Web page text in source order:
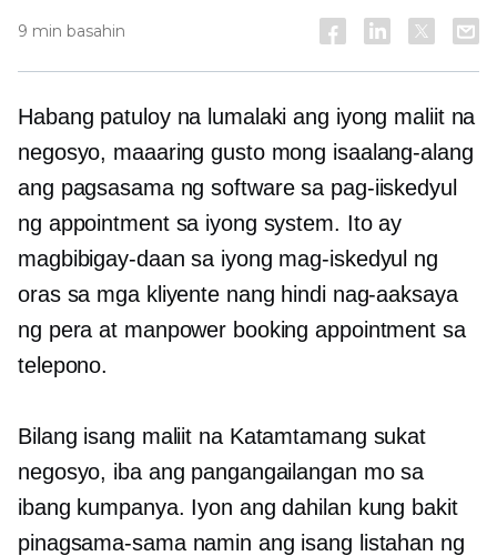
9 min basahin
Habang patuloy na lumalaki ang iyong maliit na
negosyo, maaaring gusto mong isaalang-alang
ang pagsasama ng software sa pag-iiskedyul
ng appointment sa iyong system. Ito ay
magbibigay-daan sa iyong mag-iskedyul ng
oras sa mga kliyente nang hindi nag-aaksaya
ng pera at manpower booking appointment sa
telepono.
Bilang isang maliit na Katamtamang sukat
negosyo, iba ang pangangailangan mo sa
ibang kumpanya. Iyon ang dahilan kung bakit
pinagsama-sama namin ang isang listahan ng